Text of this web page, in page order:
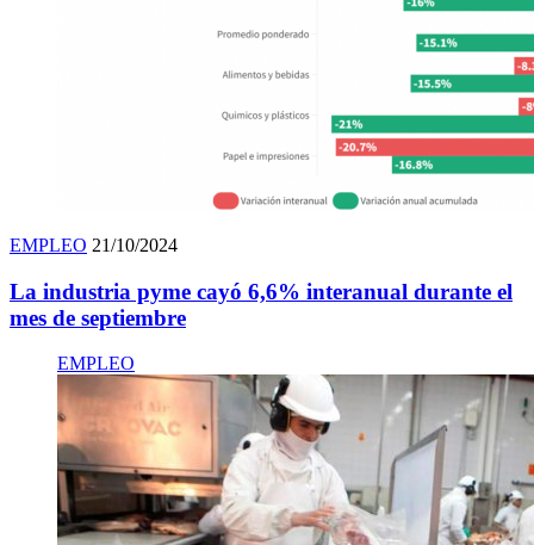
EMPLEO 21/10/2024
La industria pyme cayó 6,6% interanual durante el
mes de septiembre
EMPLEO